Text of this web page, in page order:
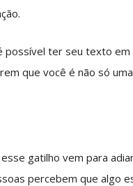
possível ter seu texto em
que você é não só
gatilho vem para
percebem que algo